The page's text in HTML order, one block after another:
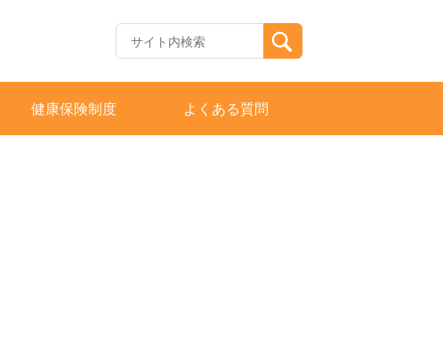
健康保険制度 よくある質問